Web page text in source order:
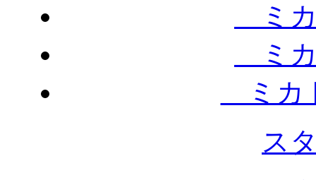
ミカ
ミカ
ミカ
ス